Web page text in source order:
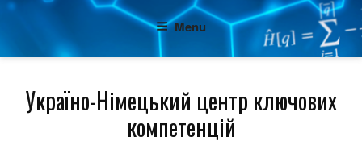
Menu
Україно-Німецький центр ключових
компетенцій